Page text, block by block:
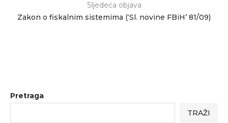
Sljedeća objava
Zakon o fiskalnim sistemima (‘Sl. novine FBiH’ 81/09)
Pretraga
TRAŽI